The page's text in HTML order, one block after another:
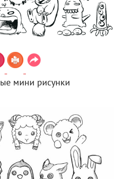
мини рисунки